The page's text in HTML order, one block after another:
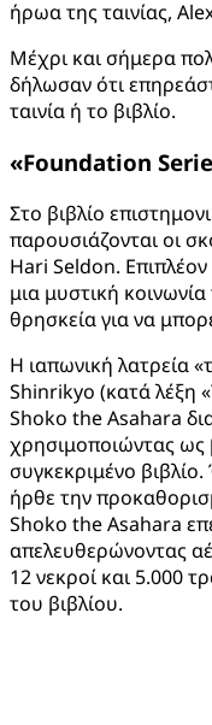
ήρωα της ταινίας,
Μέχρι και σήμερα
δήλωσαν ότι
ταινία ή το βιβλίο.
«Foundation
Στο βιβλίο
παρουσιάζονται οι
Hari Seldon.
μια μυστική
θρησκεία για να
Η ιαπωνική λατρεία
Shinrikyo (κατά λέξη
Shoko the Asahara
χρησιμοποιώντας ως
συγκεκριμένο
ήρθε την
Shoko the Asahara
απελευθερώνοντας
12 νεκροί και 5.000
του βιβλίου.